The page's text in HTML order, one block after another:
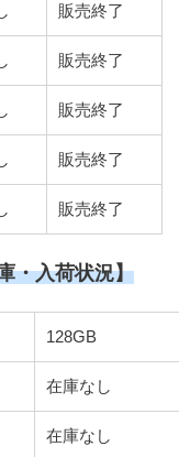
販売終了
販売終了
販売終了
販売終了
販売終了
・入荷状況】
128GB
在庫なし
在庫なし